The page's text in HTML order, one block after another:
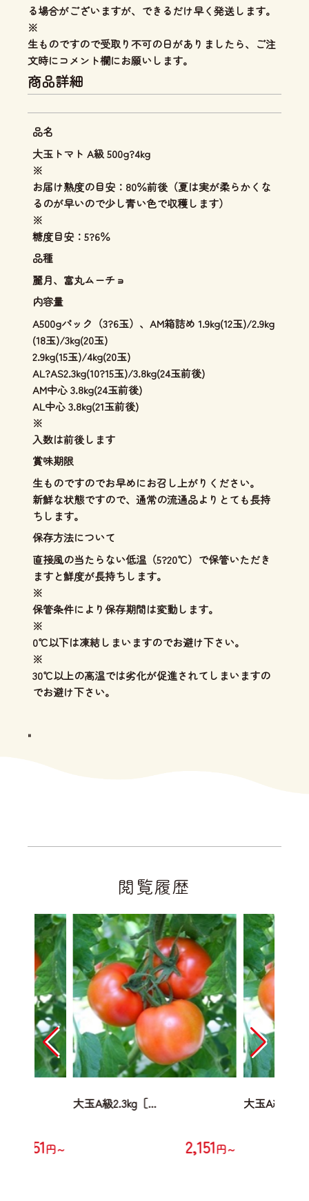
る場合がございますが、できるだけ早く発送します。
※
生ものですので受取り不可の日がありましたら、ご注
文時にコメント欄にお願いします。
商品詳細
品名
大玉トマト A級 500g?4kg
※
お届け熟度の目安：80％前後（夏は実が柔らかくな
るのが早いので少し青い色で収穫します）
※
糖度目安：5?6％
品種
麗月、富丸ムーチョ
内容量
A500gパック（3?6玉）、AM箱詰め 1.9kg(12玉)/2.9kg
(18玉)/3kg(20玉)
2.9kg(15玉)/4kg(20玉)
AL?AS2.3kg(10?15玉)/3.8kg(24玉前後)
AM中心 3.8kg(24玉前後)
AL中心 3.8kg(21玉前後)
※
入数は前後します
賞味期限
生ものですのでお早めにお召し上がりください。
新鮮な状態ですので、通常の流通品よりとても長持
ちします。
保存方法について
直接風の当たらない低温（5?20℃）で保管いただき
ますと鮮度が長持ちします。
※
保管条件により保存期間は変動します。
※
0℃以下は凍結しまいますのでお避け下さい。
※
30℃以上の高温では劣化が促進されてしまいますの
でお避け下さい。
"
閲覧履歴
2,151円～
大玉A級2.3kg［...
2,151円～
大玉A級